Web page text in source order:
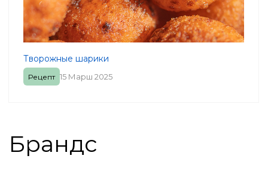
Творожные шарики
Рецепт 15 Марш 2025
Брандс